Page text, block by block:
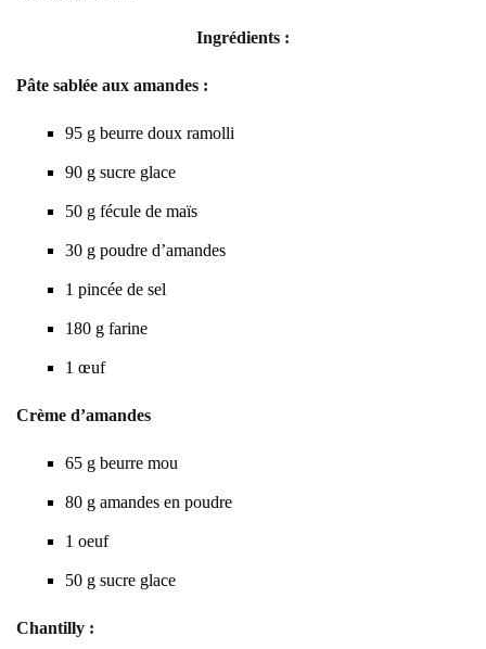
Ingrédients :
Pâte sablée aux amandes :
95 g beurre doux ramolli
90 g sucre glace
50 g fécule de maïs
30 g poudre d’amandes
1 pincée de sel
180 g farine
1 œuf
Crème d’amandes
65 g beurre mou
80 g amandes en poudre
1 oeuf
50 g sucre glace
Chantilly :